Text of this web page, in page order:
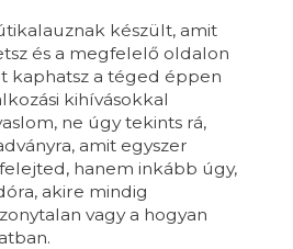
készült, amit
és a megfelelő oldalon
kaphatsz a téged éppen
kihívásokkal
ne úgy tekints rá,
amit egyszer
hanem inkább úgy,
akire mindig
vagy a hogyan